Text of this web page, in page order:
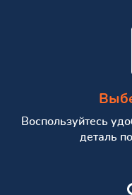
Воспользуйтесь
деталь